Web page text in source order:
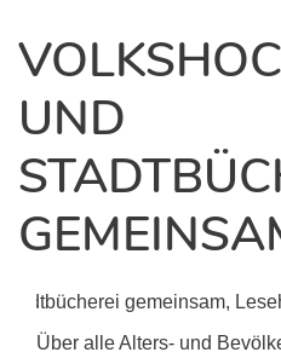
UND
Über alle Alters- und